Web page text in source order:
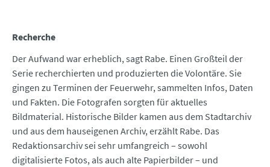
Recherche
Der Aufwand war erheblich, sagt Rabe. Einen Großteil der
Serie recherchierten und produzierten die Volontäre. Sie
gingen zu Terminen der Feuerwehr, sammelten Infos, Daten
und Fakten. Die Fotografen sorgten für aktuelles
Bildmaterial. Historische Bilder kamen aus dem Stadtarchiv
und aus dem hauseigenen Archiv, erzählt Rabe. Das
Redaktionsarchiv sei sehr umfangreich – sowohl
digitalisierte Fotos, als auch alte Papierbilder – und